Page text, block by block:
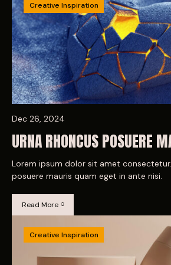
Creative Inspiration
Dec 26, 2024
URNA RHONCUS POSUERE
Lorem ipsum dolor sit amet
posuere mauris quam eget in ante nisi.
Read More
Creative Inspiration